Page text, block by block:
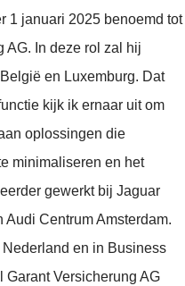
1 januari 2025 benoemd tot
AG. In deze rol zal hij
en Luxemburg. Dat
kijk ik ernaar uit om
oplossingen die
minimaliseren en het
gewerkt bij Jaguar
Audi Centrum Amsterdam.
en in Business
Garant Versicherung AG